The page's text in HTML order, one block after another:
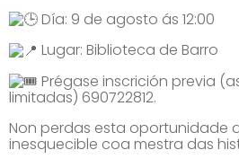
Día: 9 de agosto ás 12:00
Lugar: Biblioteca de Barro
Prégase inscrición previa
limitadas) 690722812.
Non perdas esta oportunidade
inesquecible coa mestra das